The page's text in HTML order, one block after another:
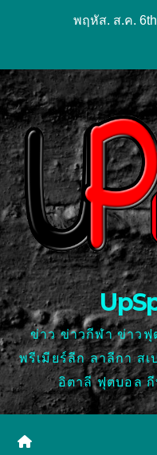
พฤหัส. ส.ค.
ข่าว ข่าวกีฬา ข่าว
พรีเมียร์ลีก ลาลีกา สเ
อิตาลี ฟุตบอล กี